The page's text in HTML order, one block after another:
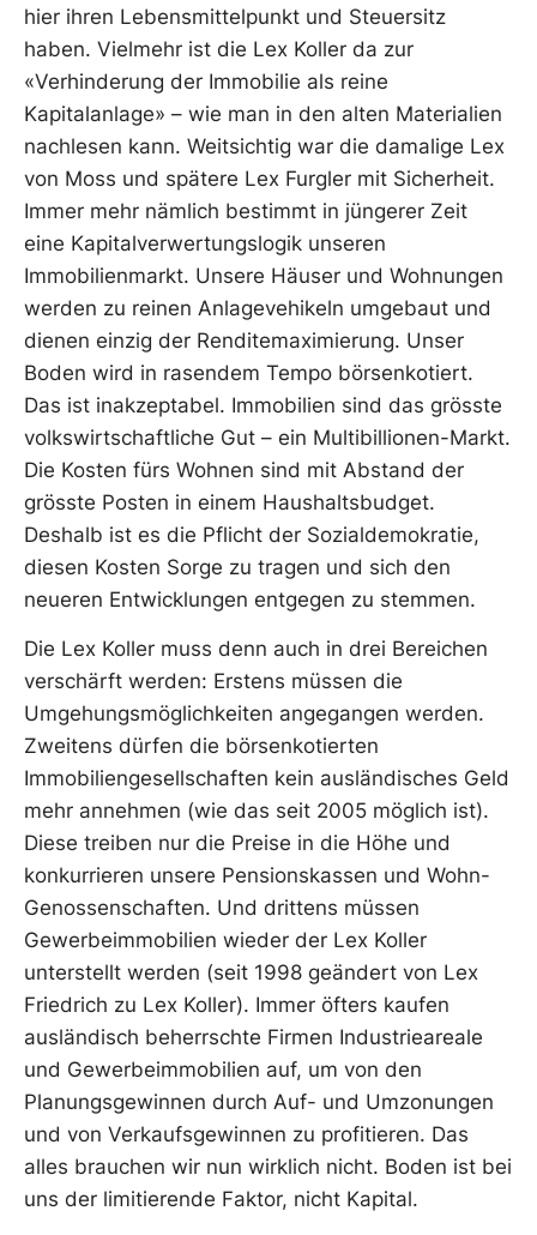
hier ihren Lebensmittelpunkt und Steuersitz
haben. Vielmehr ist die Lex Koller da zur
«Verhinderung der Immobilie als reine
Kapitalanlage» – wie man in den alten Materialien
nachlesen kann. Weitsichtig war die damalige Lex
von Moss und spätere Lex Furgler mit Sicherheit.
Immer mehr nämlich bestimmt in jüngerer Zeit
eine Kapitalverwertungslogik unseren
Immobilienmarkt. Unsere Häuser und Wohnungen
werden zu reinen Anlagevehikeln umgebaut und
dienen einzig der Renditemaximierung. Unser
Boden wird in rasendem Tempo börsenkotiert.
Das ist inakzeptabel. Immobilien sind das grösste
volkswirtschaftliche Gut – ein Multibillionen-Markt.
Die Kosten fürs Wohnen sind mit Abstand der
grösste Posten in einem Haushaltsbudget.
Deshalb ist es die Pflicht der Sozialdemokratie,
diesen Kosten Sorge zu tragen und sich den
neueren Entwicklungen entgegen zu stemmen.
Die Lex Koller muss denn auch in drei Bereichen
verschärft werden: Erstens müssen die
Umgehungsmöglichkeiten angegangen werden.
Zweitens dürfen die börsenkotierten
Immobiliengesellschaften kein ausländisches Geld
mehr annehmen (wie das seit 2005 möglich ist).
Diese treiben nur die Preise in die Höhe und
konkurrieren unsere Pensionskassen und Wohn-
Genossenschaften. Und drittens müssen
Gewerbeimmobilien wieder der Lex Koller
unterstellt werden (seit 1998 geändert von Lex
Friedrich zu Lex Koller). Immer öfters kaufen
ausländisch beherrschte Firmen Industrieareale
und Gewerbeimmobilien auf, um von den
Planungsgewinnen durch Auf- und Umzonungen
und von Verkaufsgewinnen zu profitieren. Das
alles brauchen wir nun wirklich nicht. Boden ist bei
uns der limitierende Faktor, nicht Kapital.